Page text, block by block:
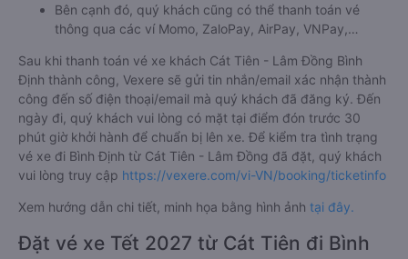
Bên cạnh đó, quý khách cũng có thể thanh toán vé
thông qua các ví Momo, ZaloPay, AirPay, VNPay,…
Sau khi thanh toán vé xe khách Cát Tiên - Lâm Đồng Bình
Định thành công, Vexere sẽ gửi tin nhắn/email xác nhận thành
công đến số điện thoại/email mà quý khách đã đăng ký. Đến
ngày đi, quý khách vui lòng có mặt tại điểm đón trước 30
phút giờ khởi hành để chuẩn bị lên xe. Để kiểm tra tình trạng
vé xe đi Bình Định từ Cát Tiên - Lâm Đồng đã đặt, quý khách
vui lòng truy cập https://vexere.com/vi-VN/booking/ticketinfo
Xem hướng dẫn chi tiết, minh họa bằng hình ảnh tại đây.
Đặt vé xe Tết 2027 từ Cát Tiên đi Bình